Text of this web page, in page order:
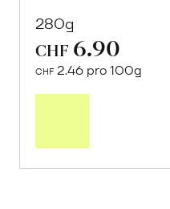
280g
CHF 6.90
CHF 2.46 pro 100g